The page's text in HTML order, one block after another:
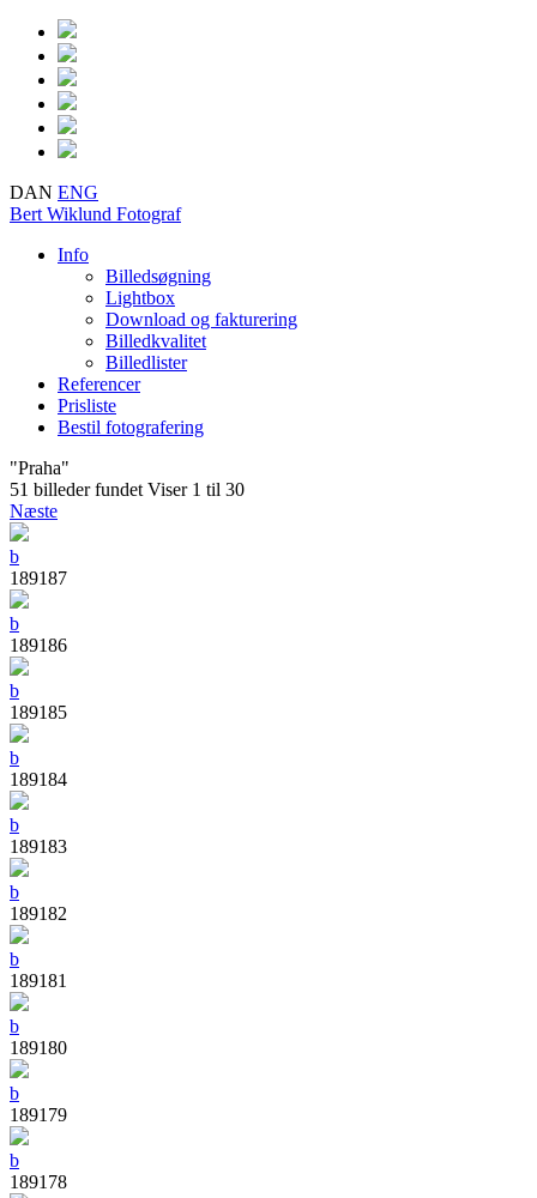
DAN ENG
Bert Wiklund Fotograf
Info
Billedsøgning
Lightbox
Download og fakturering
Billedkvalitet
Billedlister
Referencer
Prisliste
Bestil fotografering
"Praha"
51 billeder fundet Viser 1 til 30
Næste
b
189187
b
189186
b
189185
b
189184
b
189183
b
189182
b
189181
b
189180
b
189179
b
189178